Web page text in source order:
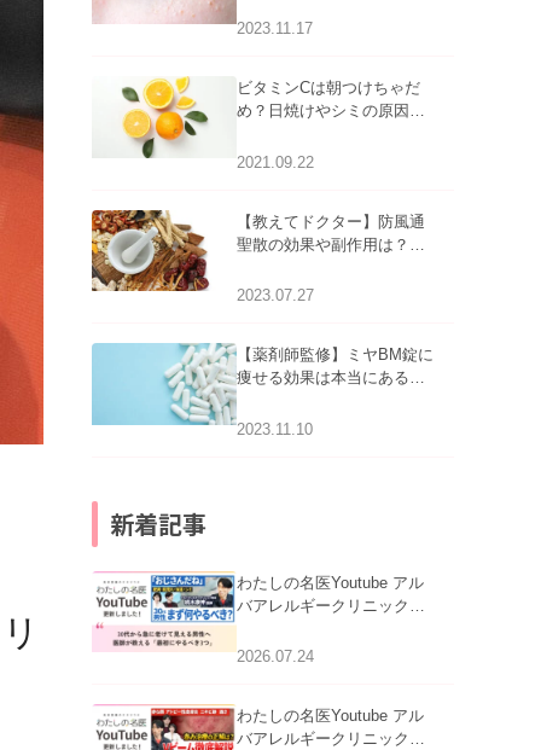
アについて
2023.11.17
ビタミンCは朝つけちゃだ
め？日焼けやシミの原因に
2021.09.22
【教えてドクター】防風通
聖散の効果や副作用は？長
2023.07.27
【薬剤師監修】ミヤBM錠に
痩せる効果は本当にある
2023.11.10
新着記事
わたしの名医Youtube アル
バアレルギークリニック札
える男性へ｜医師が教える
2026.07.24
わたしの名医Youtube アル
バアレルギークリニック札